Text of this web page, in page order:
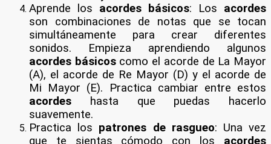
Aprende los acordes básicos: Los acordes
son combinaciones de notas que se tocan
simultáneamente para crear diferentes
sonidos. Empieza aprendiendo algunos
acordes básicoscomo el acorde de La Mayor
(A), el acorde de Re Mayor (D) y el acorde de
Mi Mayor (E). Practica cambiar entre estos
acordes hasta que puedas hacerlo
suavemente.
Practica los patrones de rasgueo: Una vez
que te sientas cómodo con los acordes